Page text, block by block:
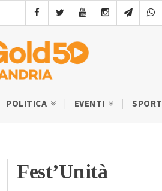
POLITICA EVENTI SPORT
Fest’Unità